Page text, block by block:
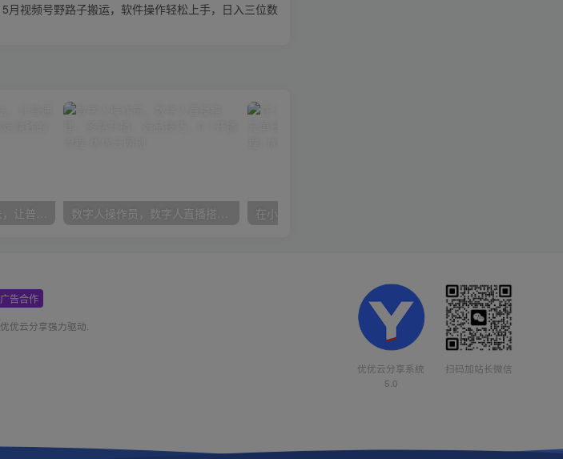
5月视频号野路子搬运，软件操作轻松上手，日入三位数
2024抖音小店全新打法，让普通人也能学会做一家长久稳定赚钱的抖店 数字人操作员，数字人直播搭建、多路开播、选品技巧，0-1开播流程
广告合作
优优云分享强力驱动.
优优云分享系统
5.0
扫码加站长微信